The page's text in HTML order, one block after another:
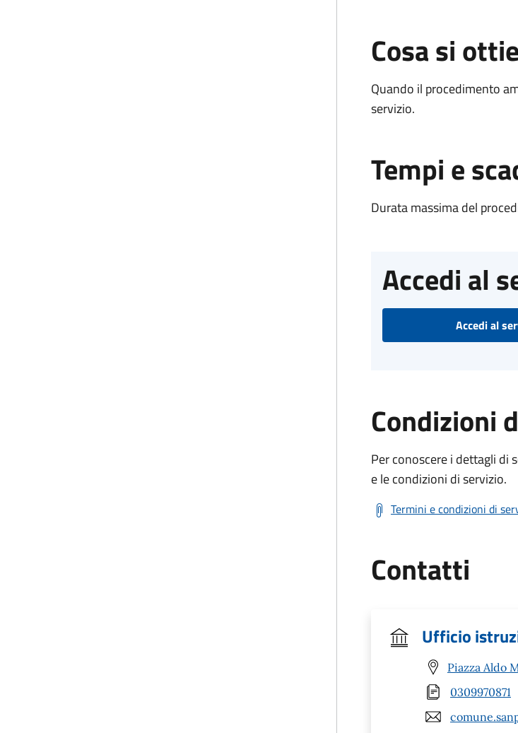
Cosa si
Quando il procedimento
servizio.
Tempi e
Durata massima del
Accedi al
Accedi al
Condizioni
Per conoscere i dettagli di
e le condizioni di servizio.
Termini e condizioni di
Contatti
Ufficio
Piazza Aldo
0309970871